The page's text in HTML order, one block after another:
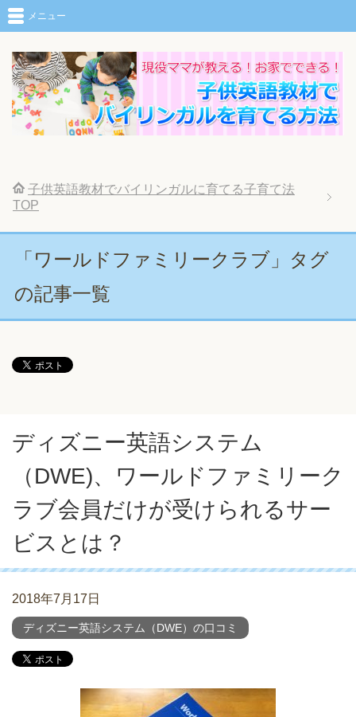
メニュー
子供英語教材でバイリンガルに育てる子育て法
TOP
「ワールドファミリークラブ」タグ
の記事一覧
ディズニー英語システム
（DWE)、ワールドファミリーク
ラブ会員だけが受けられるサー
ビスとは？
2018年7月17日
ディズニー英語システム（DWE）の口コミ